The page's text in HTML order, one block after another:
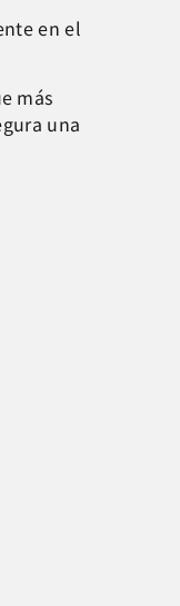
en el
más
una